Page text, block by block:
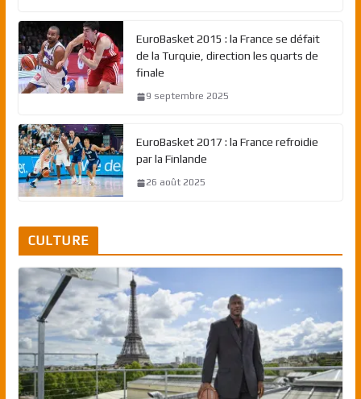
EuroBasket 2015 : la France se défait
de la Turquie, direction les quarts de
finale
9 septembre 2025
EuroBasket 2017 : la France refroidie
par la Finlande
26 août 2025
CULTURE